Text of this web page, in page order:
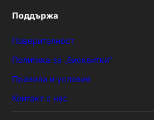
Поддържа
Поверителност
Политика за „бисквитки“
Правила и условия
Контакт с нас